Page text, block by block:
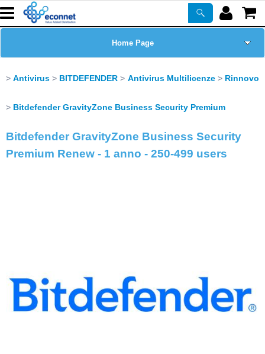
Home Page
Prodotti
Corsi
Antivirus BITDEFENDER Antivirus Multilicenze Rinnovo
Bitdefender GravityZone Business Security Premium
Bitdefender GravityZone Business Security
Premium Renew - 1 anno - 250-499 users